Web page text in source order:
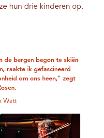
hun drie kinderen op.
de bergen begon te skiën
raakte ik gefascineerd
om ons heen," zegt
Watt